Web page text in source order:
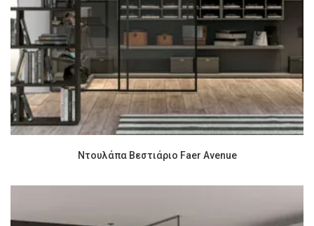
Ντουλάπα Βεστιάριο Faer Avenue